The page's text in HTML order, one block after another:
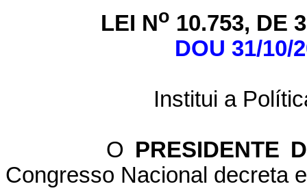
LEI No 10.753, DE
DOU 31/10/
Institui a
O PRESIDENTE
Congresso Nacional decreta